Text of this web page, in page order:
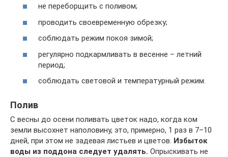
не переборщить с поливом;
проводить своевременную обрезку;
соблюдать режим покоя зимой;
регулярно подкармливать в весенне – летний
период;
соблюдать световой и температурный режим.
Полив
С весны до осени поливать цветок надо, когда ком
земли высохнет наполовину, это, примерно, 1 раз в 7–10
дней, при этом не задевая листьев и цветов. Избыток
воды из поддона следует удалять. Опрыскивать не